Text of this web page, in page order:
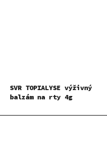
SVR TOPIALYSE výživný
balzám na rty 4g